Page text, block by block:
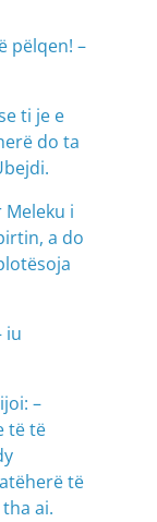
pëlqen! –
ti je e
do ta
i
a do
iu
–
të të
të
ai.